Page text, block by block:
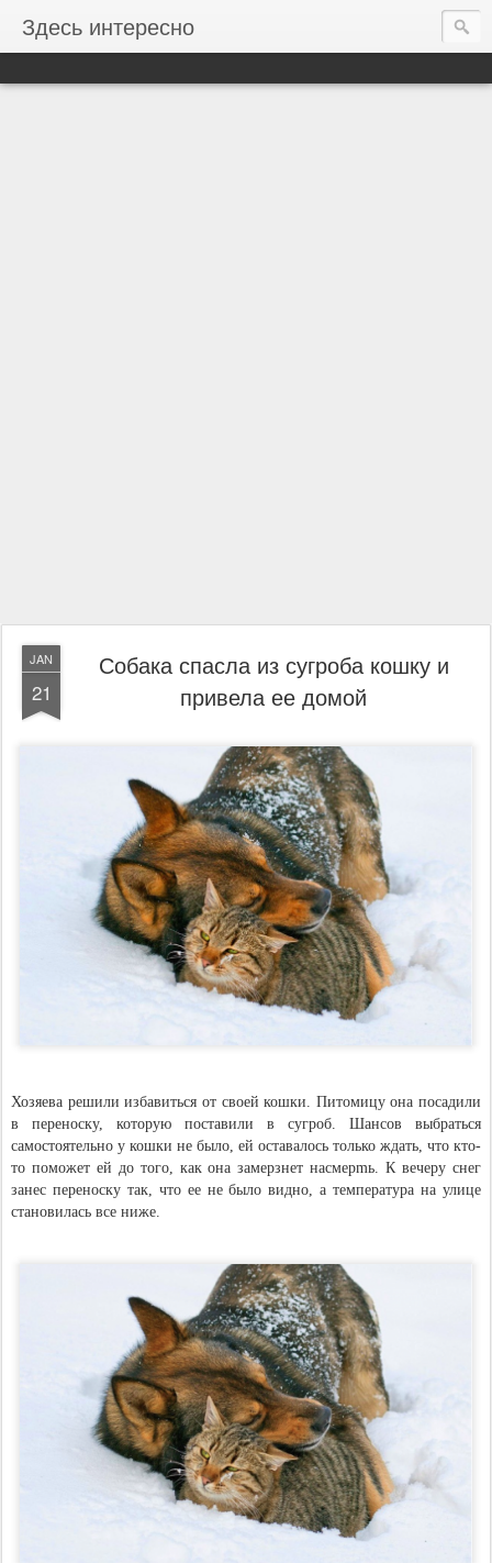
Здесь интересно
JAN
21
Собака спасла из сугроба кошку и
привела ее домой
Хозяева решили избавиться от своей кошки. Питомицу она посадили
в переноску, которую поставили в сугроб. Шансов выбраться
самостоятельно у кошки не было, ей оставалось только ждать, что кто-
то поможет ей до того, как она замeрзнет насмерmь. К вечеру снег
занес переноску так, что ее не было видно, а температура на улице
становилась все ниже.